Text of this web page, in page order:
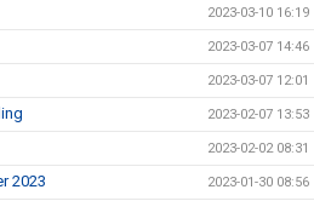
2023-03-10 16:19
2023-03-07 14:46
2023-03-07 12:01
2023-02-07 13:53
2023-02-02 08:31
2023 2023-01-30 08:56